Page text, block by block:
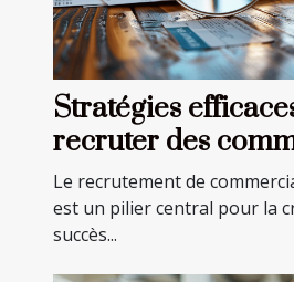
Stratégies
recruter des
dans divers
Le recrutement de
est un pilier central pour la
succès...